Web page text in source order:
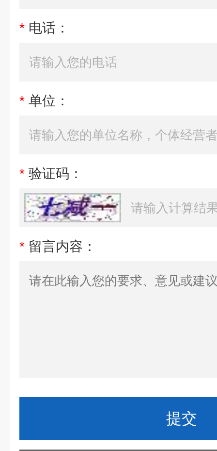
* 电话：
* 单位：
* 验证码：
* 留言内容：